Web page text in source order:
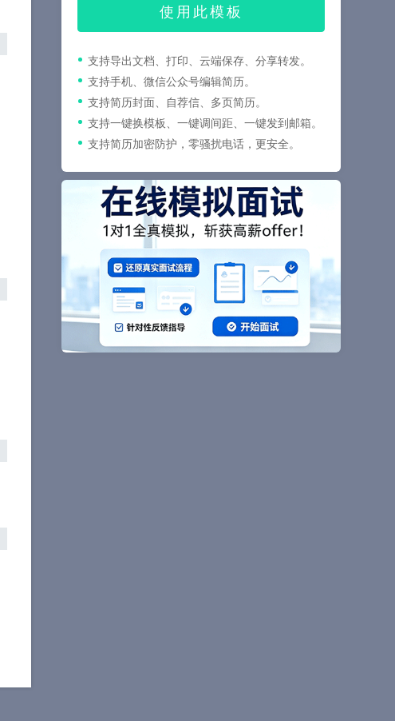
使用此模板
支持导出文档、打印、云端保存、分享转发。
支持手机、微信公众号编辑简历。
支持简历封面、自荐信、多页简历。
支持一键换模板、一键调间距、一键发到邮箱。
支持简历加密防护，零骚扰电话，更安全。